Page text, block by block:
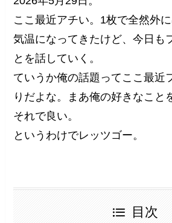
ここ最近アチい。1枚で全然外
気温になってきたけど、今日も
とを話していく。
ていうか俺の話題ってここ最近
りだよな。まあ俺の好きなこと
それで良い。
というわけでレッツゴー。
目次